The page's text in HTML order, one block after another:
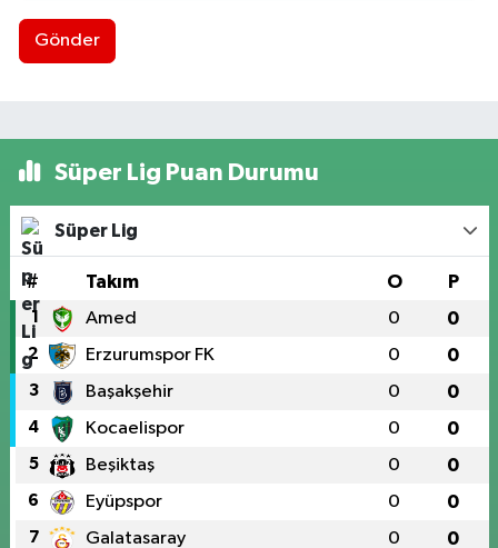
Gönder
Süper Lig Puan Durumu
Süper Lig
# Takım O P
1 Amed 0 0
2 Erzurumspor FK 0 0
3 Başakşehir 0 0
4 Kocaelispor 0 0
5 Beşiktaş 0 0
6 Eyüpspor 0 0
7 Galatasaray 0 0